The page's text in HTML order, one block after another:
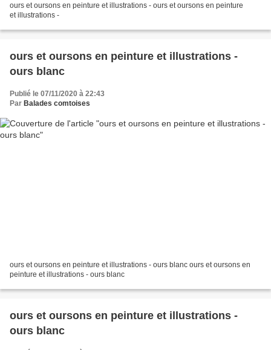
ours et oursons en peinture et illustrations - ours et oursons en peinture
et illustrations -
ours et oursons en peinture et illustrations -
ours blanc
Publié le 07/11/2020 à 22:43
Par Balades comtoises
ours et oursons en peinture et illustrations - ours blanc ours et oursons en
peinture et illustrations - ours blanc
ours et oursons en peinture et illustrations -
ours blanc